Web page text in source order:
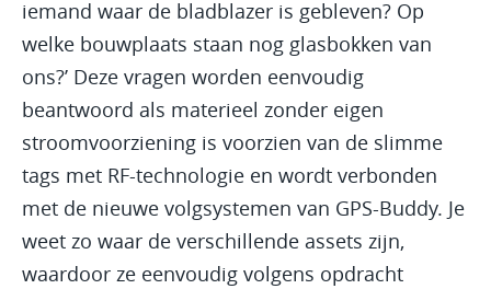
iemand waar de bladblazer is gebleven? Op
welke bouwplaats staan nog glasbokken van
ons?’ Deze vragen worden eenvoudig
beantwoord als materieel zonder eigen
stroomvoorziening is voorzien van de slimme
tags met RF-technologie en wordt verbonden
met de nieuwe volgsystemen van GPS-Buddy. Je
weet zo waar de verschillende assets zijn,
waardoor ze eenvoudig volgens opdracht